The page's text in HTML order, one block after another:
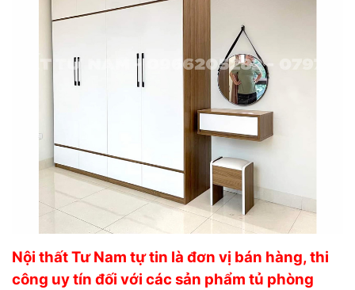
Nội thất Tư Nam tự tin là đơn vị bán hàng, thi
công uy tín đối với các sản phẩm tủ phòng